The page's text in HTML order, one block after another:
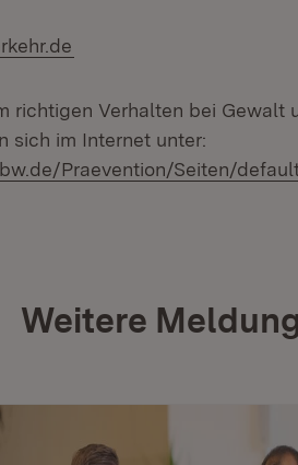
richtigen Verhalten bei Gewalt
sich im Internet unter:
Praevention/Seiten/
Weitere